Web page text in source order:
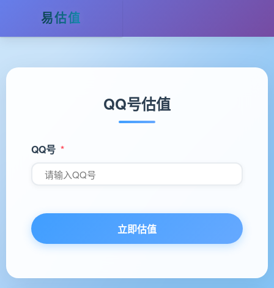
易估值
QQ号估值
QQ号
立即估值